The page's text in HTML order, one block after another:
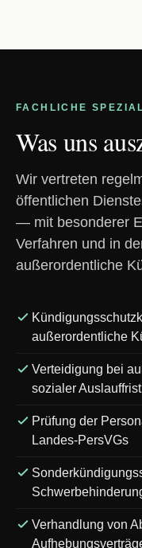
FACHLICHE
Was uns
Wir vertreten
öffentlichen
— mit besonderer
Verfahren und in
außerordentliche
außerordentliche
Verteidigung bei
sozialer Auslauffrist
Prüfung der
Landes-PersVGs
Verhandlung von